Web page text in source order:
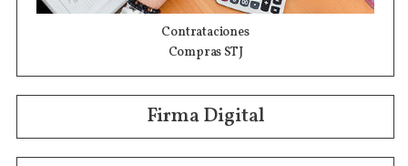
Contrataciones
Compras STJ
Firma Digital